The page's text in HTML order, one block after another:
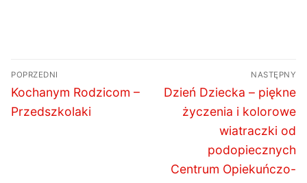
Nawigacja
wpisu
POPRZEDNI
Poprzedni
wpis:
Kochanym Rodzicom –
Przedszkolaki
NASTĘPNY
Następny
wpis:
Dzień Dziecka – piękne
życzenia i kolorowe
wiatraczki od
podopiecznych
Centrum Opiekuńczo-